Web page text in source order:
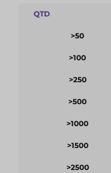
QTD
>50
>100
>250
>500
>1000
>1500
>2500